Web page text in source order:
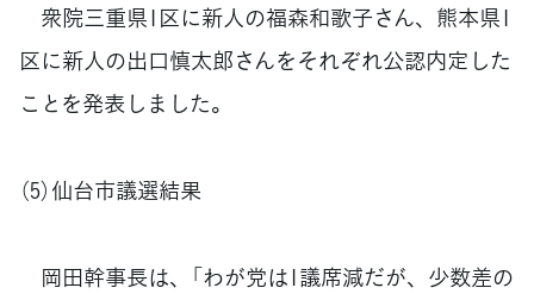
衆院三重県1区に新人の福森和歌子さん、熊本県1
区に新人の出口慎太郎さんをそれぞれ公認内定した
ことを発表しました。
（5）仙台市議選結果
岡田幹事長は、「わが党は1議席減だが、少数差の